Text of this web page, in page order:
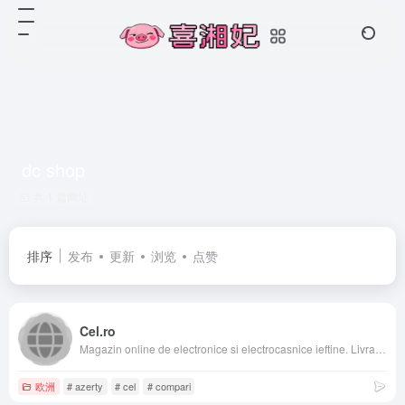
排序 发布 更新 浏览 点赞
Cel.ro
欧洲 # azerty # cel # compari